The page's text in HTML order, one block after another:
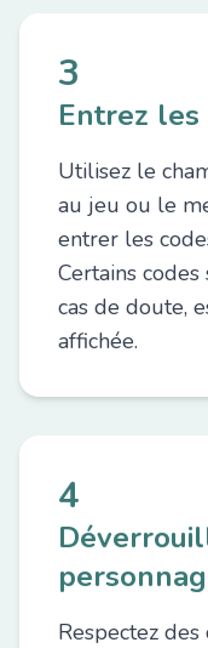
3
Entrez les
Utilisez le
au jeu ou le
entrer les
Certains codes
cas de doute,
affichée.
4
Respectez